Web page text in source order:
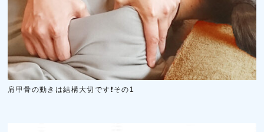
肩甲骨の動きは結構大切です❗その1